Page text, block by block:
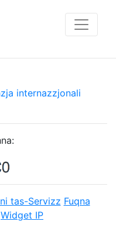
internazzjonali
tas-Servizz Fuqna
Widget IP